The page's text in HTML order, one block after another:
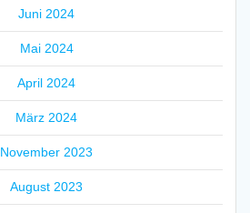
Juni 2024
Mai 2024
April 2024
März 2024
November 2023
August 2023